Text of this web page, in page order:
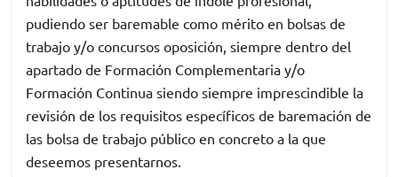
pudiendo ser baremable como mérito en bolsas de
trabajo y/o concursos oposición, siempre dentro del
apartado de Formación Complementaria y/o
Formación Continua siendo siempre imprescindible la
revisión de los requisitos específicos de baremación de
las bolsa de trabajo público en concreto a la que
deseemos presentarnos.